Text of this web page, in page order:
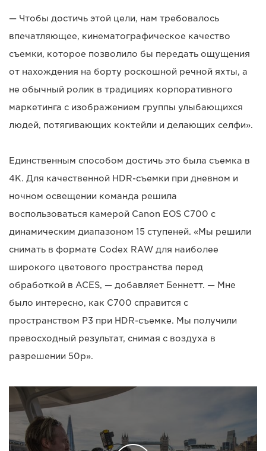
— Чтобы достичь этой цели, нам требовалось
впечатляющее, кинематографическое качество
съемки, которое позволило бы передать ощущения
от нахождения на борту роскошной речной яхты, а
не обычный ролик в традициях корпоративного
маркетинга с изображением группы улыбающихся
людей, потягивающих коктейли и делающих селфи».
Единственным способом достичь это была съемка в
4K. Для качественной HDR-съемки при дневном и
ночном освещении команда решила
воспользоваться камерой Canon EOS C700 с
динамическим диапазоном 15 ступеней. «Мы решили
снимать в формате Codex RAW для наиболее
широкого цветового пространства перед
обработкой в ACES, — добавляет Беннетт. — Мне
было интересно, как C700 справится с
пространством P3 при HDR-съемке. Мы получили
превосходный результат, снимая с воздуха в
разрешении 50p».